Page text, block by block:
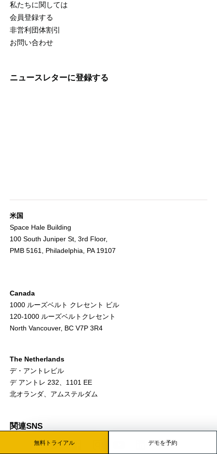
無料トライアル デモを予約
私たちに関しては
会員登録する
非営利団体割引
お問い合わせ
ニュースレターに登録する
米国
Space Hale Building
100 South Juniper St, 3rd Floor,
PMB 5161, Philadelphia, PA 19107
Canada
1000 ルーズベルト クレセント ビル
120-1000 ルーズベルトクレセント
North Vancouver, BC V7P 3R4
The Netherlands
デ・アントレビル
デ アントレ 232、1101 EE
北オランダ、アムステルダム
関連SNS
TwitterFacebookInstagram
YoutubeLinkedInPinterest